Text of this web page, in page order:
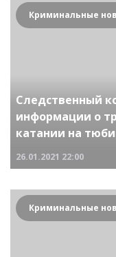
Следственный
информации о
катании на
26.01.2021 22:00